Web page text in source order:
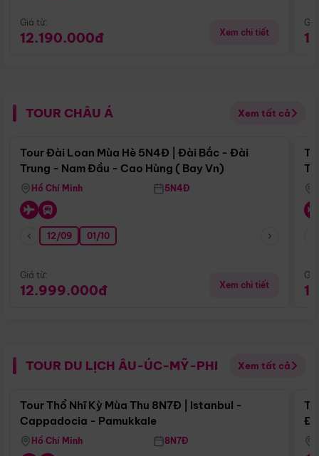
Giá từ:
12.190.000đ Xem chi tiết
TOUR CHÂU Á Xem tất cả
Điểm nổi bật
Tour Đài Loan Mùa Hè 5N4Đ | Đài Bắc - Đài
Trung - Nam Đầu - Cao Hùng ( Bay Vn)
Hồ Chí Minh 5N4Đ
12/09 01/10
Giá từ:
12.999.000đ Xem chi tiết
TOUR DU LỊCH ÂU-ÚC-MỸ-PHI Xem tất cả
Điểm nổi bật
Tour Thổ Nhĩ Kỳ Mùa Thu 8N7Đ | Istanbul -
Cappadocia - Pamukkale
Hồ Chí Minh 8N7Đ